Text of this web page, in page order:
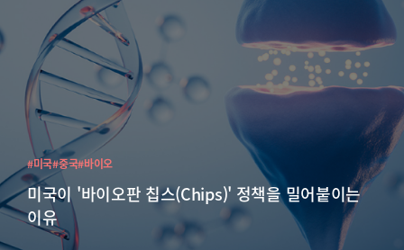
미국이 '바이오판 칩스(Chips)' 정책을 밀어붙이는
이유
#미국#중국#바이오